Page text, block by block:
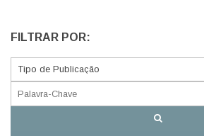
FILTRAR POR: